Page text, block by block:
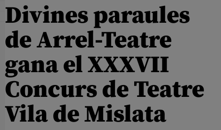
Divines paraules
de Arrel-Teatre
gana el XXXVII
Concurs de Teatre
Vila de Mislata